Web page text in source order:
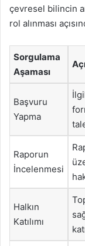
çevresel bilincin
rol alınması
Sorgulama
Aşaması
Başvuru
Yapma
Raporun
İncelenmesi
Halkın
Katılımı